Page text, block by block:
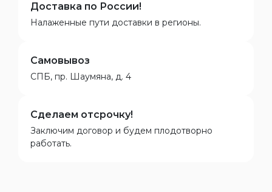
Доставка по России!
Налаженные пути доставки в регионы.
Самовывоз
СПБ, пр. Шаумяна, д. 4
Сделаем отсрочку!
Заключим договор и будем плодотворно
работать.